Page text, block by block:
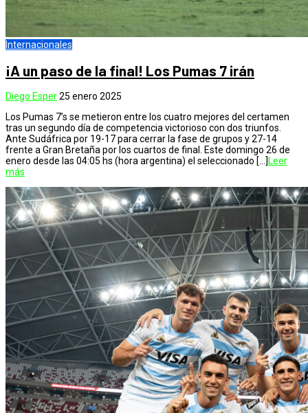
Internacionales
¡A un paso de la final! Los Pumas 7 irán
Diego Esper25 enero 2025
Los Pumas 7’s se metieron entre los cuatro mejores del certamen
tras un segundo día de competencia victorioso con dos triunfos.
Ante Sudáfrica por 19-17 para cerrar la fase de grupos y 27-14
frente a Gran Bretaña por los cuartos de final. Este domingo 26 de
enero desde las 04:05 hs (hora argentina) el seleccionado […] Leer
más